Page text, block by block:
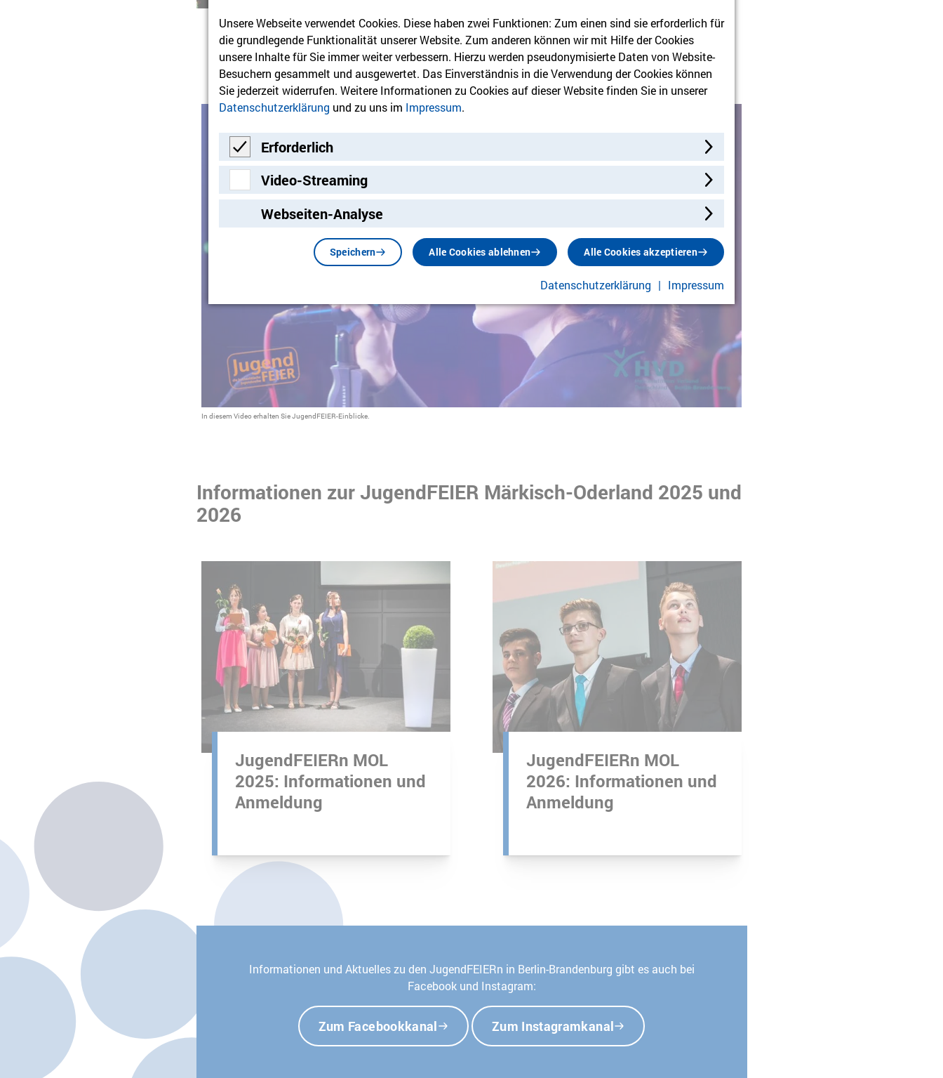
Foto: Kontrast Fotostudio Berlin
Verbindung mit Youtube herstellen und Video abspielen
In diesem Video erhalten Sie JugendFEIER-Einblicke.
Informationen zur JugendFEIER Märkisch-Oderland 2025 und
2026
JugendFEIERn MOL
2025: Informationen und
Anmeldung
JugendFEIERn MOL
2026: Informationen und
Anmeldung
Informationen und Aktuelles zu den JugendFEIERn in Berlin-Brandenburg gibt es auch bei
Facebook und Instagram:
Zum Facebookkanal Zum Instagramkanal
Unsere Webseite verwendet Cookies. Diese haben zwei Funktionen: Zum einen sind sie erforderlich für
die grundlegende Funktionalität unserer Website. Zum anderen können wir mit Hilfe der Cookies
unsere Inhalte für Sie immer weiter verbessern. Hierzu werden pseudonymisierte Daten von Website-
Besuchern gesammelt und ausgewertet. Das Einverständnis in die Verwendung der Cookies können
Sie jederzeit widerrufen. Weitere Informationen zu Cookies auf dieser Website finden Sie in unserer
Datenschutzerklärung und zu uns im Impressum.
Erforderlich
Erforderlich
Video-Streaming
Video-Streaming
Webseiten-Analyse
Speichern Alle Cookies ablehnen Alle Cookies akzeptieren
Datenschutzerklärung Impressum